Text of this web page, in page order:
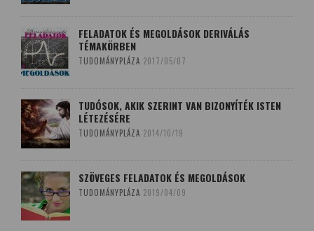
FELADATOK ÉS MEGOLDÁSOK DERIVÁLÁS
TÉMAKÖRBEN
TUDOMÁNYPLÁZA 2017/05/07
TUDÓSOK, AKIK SZERINT VAN BIZONYÍTÉK ISTEN
LÉTEZÉSÉRE
TUDOMÁNYPLÁZA 2014/10/19
SZÖVEGES FELADATOK ÉS MEGOLDÁSOK
TUDOMÁNYPLÁZA 2019/04/09